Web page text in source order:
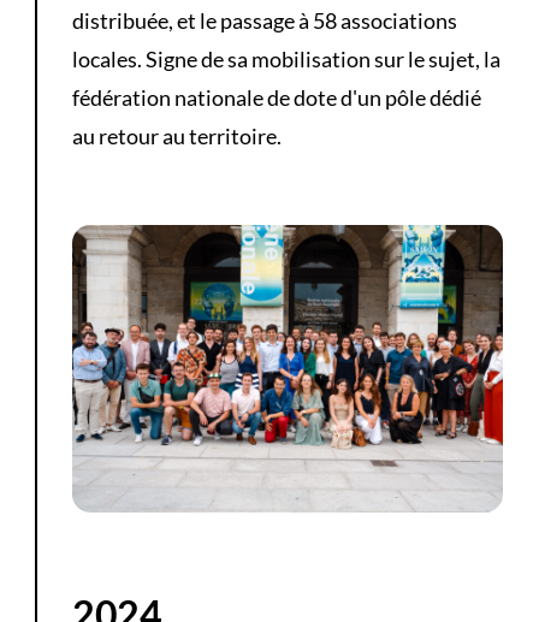
distribuée, et le passage à 58 associations
locales. Signe de sa mobilisation sur le sujet, la
fédération nationale de dote d'un pôle dédié
au retour au territoire.